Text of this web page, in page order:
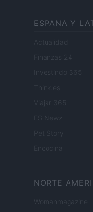
ESPANA Y
Actualidad
Finanzas 24
Investindo 365
Think.es
Viajar 365
ES Newz
Encocina
NORTE
Womanmagazine